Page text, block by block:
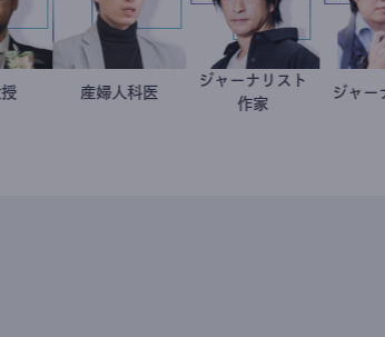
金谷一朗
大学教授 重見大介
産婦人科医 鈴木エイト
ジャーナリスト